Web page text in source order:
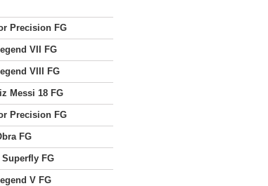
Precision FG
VII FG
VIII FG
Messi 18 FG
Precision FG
FG
FG
V FG